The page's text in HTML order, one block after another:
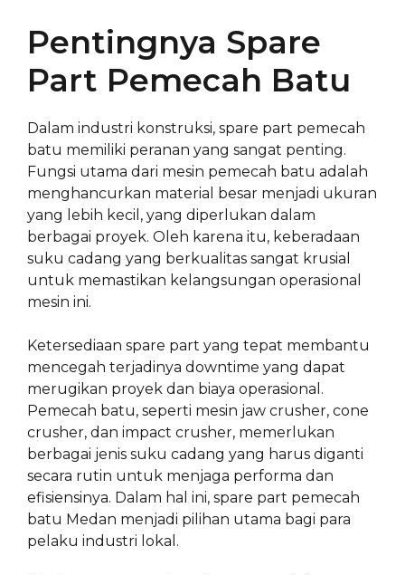
Pentingnya Spare
Part Pemecah Batu
Dalam industri konstruksi, spare part pemecah
batu memiliki peranan yang sangat penting.
Fungsi utama dari mesin pemecah batu adalah
menghancurkan material besar menjadi ukuran
yang lebih kecil, yang diperlukan dalam
berbagai proyek. Oleh karena itu, keberadaan
suku cadang yang berkualitas sangat krusial
untuk memastikan kelangsungan operasional
mesin ini.
Ketersediaan spare part yang tepat membantu
mencegah terjadinya downtime yang dapat
merugikan proyek dan biaya operasional.
Pemecah batu, seperti mesin jaw crusher, cone
crusher, dan impact crusher, memerlukan
berbagai jenis suku cadang yang harus diganti
secara rutin untuk menjaga performa dan
efisiensinya. Dalam hal ini, spare part pemecah
batu Medan menjadi pilihan utama bagi para
pelaku industri lokal.